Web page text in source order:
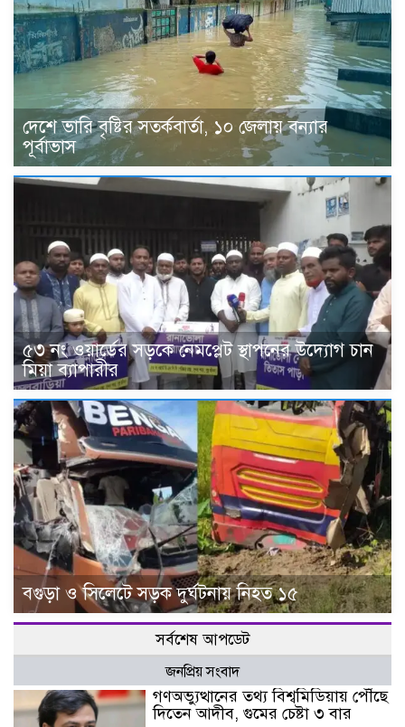
দেশে ভারি বৃষ্টির সতর্কবার্তা, ১০ জেলায় বন্যার
পূর্বাভাস
৫৩ নং ওয়ার্ডের সড়কে নেমপ্লেট স্থাপনের উদ্যোগ চান
মিয়া ব্যাপারীর
বগুড়া ও সিলেটে সড়ক দুর্ঘটনায় নিহত ১৫
সর্বশেষ আপডেট
জনপ্রিয় সংবাদ
গণঅভ্যুত্থানের তথ্য বিশ্বমিডিয়ায় পৌঁছে
দিতেন আদীব, গুমের চেষ্টা ৩ বার